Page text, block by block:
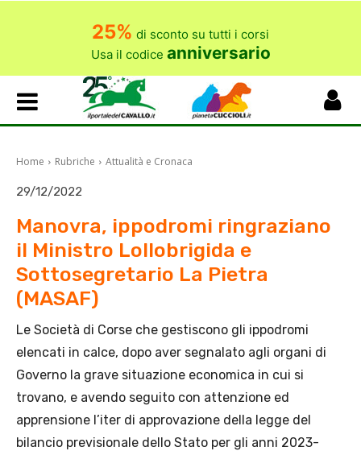
25% di sconto su tutti i corsi
Usa il codice anniversario
Home Rubriche Attualità e Cronaca
29/12/2022
Manovra, ippodromi ringraziano
il Ministro Lollobrigida e
Sottosegretario La Pietra
(MASAF)
Le Società di Corse che gestiscono gli ippodromi
elencati in calce, dopo aver segnalato agli organi di
Governo la grave situazione economica in cui si
trovano, e avendo seguito con attenzione ed
apprensione l’iter di approvazione della legge del
bilancio previsionale dello Stato per gli anni 2023-